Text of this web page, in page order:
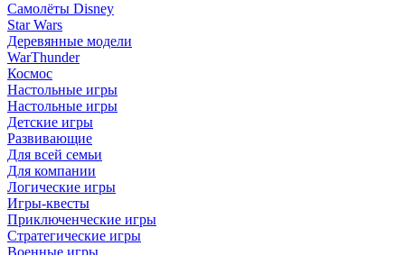
Самолёты Disney
Star Wars
Деревянные модели
WarThunder
Космос
Настольные игры
Настольные игры
Детские игры
Развивающие
Для всей семьи
Для компании
Логические игры
Игры-квесты
Приключенческие игры
Стратегические игры
Военные игры